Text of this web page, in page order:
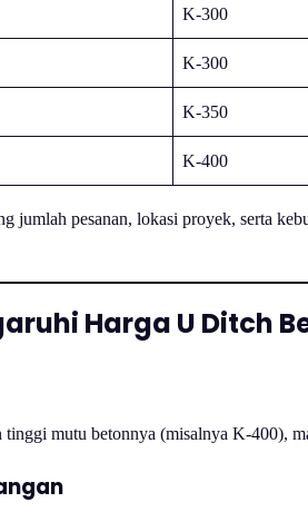
K-300
K-300
K-350
K-400
jumlah pesanan, lokasi proyek, serta
Harga U Ditch
mutu betonnya (misalnya K-400),